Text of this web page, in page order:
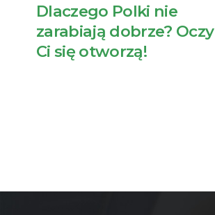
Dlaczego Polki nie
zarabiają dobrze? Oczy
Ci się otworzą!